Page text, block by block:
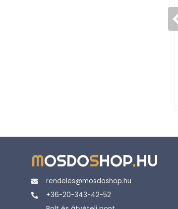
MOSDOSHOP.HU
rendeles@mosdoshop.hu
+36-20-343-42-52